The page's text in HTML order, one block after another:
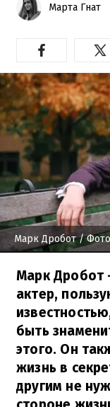
Марта Гнат
Марк Дробот/ Фото
Марк Дробот
актер,
быть
этого. Он
жизнь в
другим не